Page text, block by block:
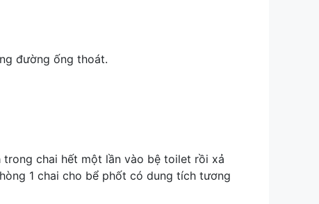
đường ống thoát.
chai hết một lần vào bệ toilet rồi xả
1 chai cho bể phốt có dung tích tương